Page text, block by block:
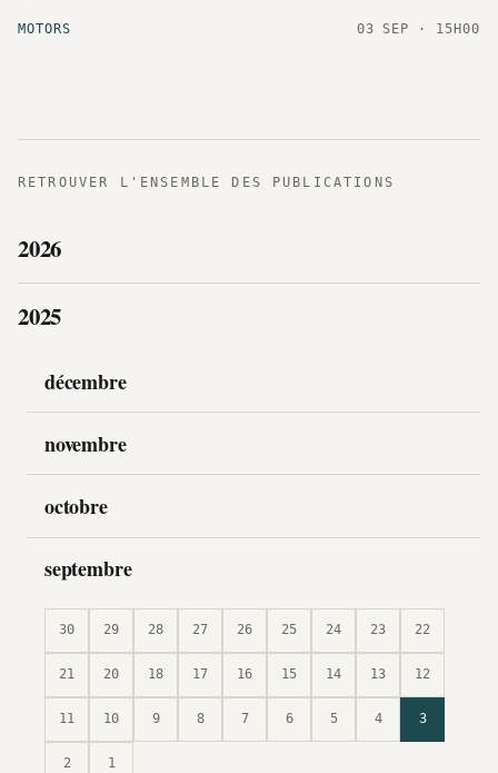
MOTORS 03 SEP · 15H00
RETROUVER L'ENSEMBLE DES PUBLICATIONS
2026
2025
décembre
novembre
octobre
septembre
30 29 28 27 26 25 24 23 22
21 20 18 17 16 15 14 13 12
11 10 9 8 7 6 5 4 3
2 1